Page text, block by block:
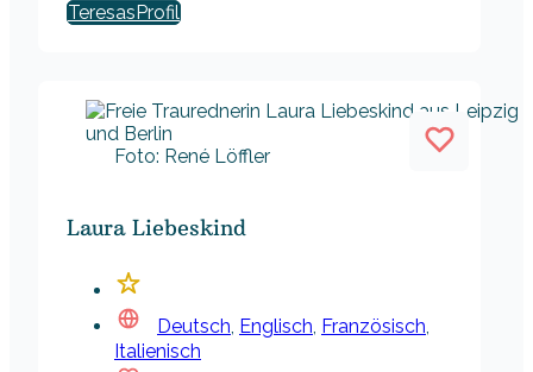
Teresas
Foto: René Löffler
Laura Liebeskind
Deutsch, Englisch, Französisch,
Italienisch